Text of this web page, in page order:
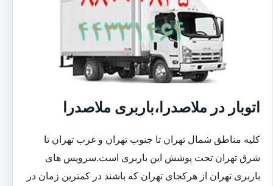
اتوبار در ملاصدرا،باربری ملاصدرا
کلیه مناطق شمال تهران تا جنوب تهران و غرب تهران تا
شرق تهران تحت پوشش این باربری است.سرویس های
باربری تهران از هرکجای تهران که باشند در کمترین زمان در